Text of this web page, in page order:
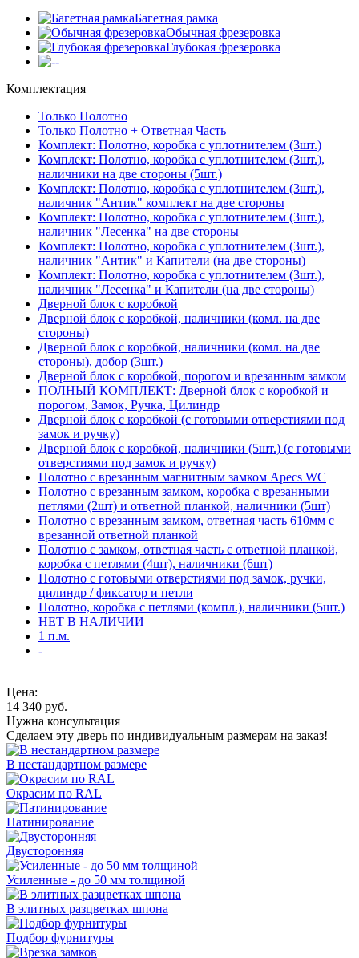
Багетная рамка
Обычная фрезеровка
Глубокая фрезеровка
-
Комплектация
Только Полотно
Только Полотно + Ответная Часть
Комплект: Полотно, коробка с уплотнителем (3шт.)
Комплект: Полотно, коробка с уплотнителем (3шт.),
наличники на две стороны (5шт.)
Комплект: Полотно, коробка с уплотнителем (3шт.),
наличник "Антик" комплект на две стороны
Комплект: Полотно, коробка с уплотнителем (3шт.),
наличник "Лесенка" на две стороны
Комплект: Полотно, коробка с уплотнителем (3шт.),
наличник "Антик" и Капители (на две стороны)
Комплект: Полотно, коробка с уплотнителем (3шт.),
наличник "Лесенка" и Капители (на две стороны)
Дверной блок с коробкой
Дверной блок с коробкой, наличники (комл. на две
стороны)
Дверной блок с коробкой, наличники (комл. на две
стороны), добор (3шт.)
Дверной блок с коробкой, порогом и врезанным замком
ПОЛНЫЙ КОМПЛЕКТ: Дверной блок с коробкой и
порогом, Замок, Ручка, Цилиндр
Дверной блок с коробкой (с готовыми отверстиями под
замок и ручку)
Дверной блок с коробкой, наличники (5шт.) (с готовыми
отверстиями под замок и ручку)
Полотно с врезанным магнитным замком Apecs WC
Полотно с врезанным замком, коробка с врезанными
петлями (2шт) и ответной планкой, наличники (5шт)
Полотно с врезанным замком, ответная часть 610мм с
врезанной ответной планкой
Полотно с замком, ответная часть с ответной планкой,
коробка с петлями (4шт), наличники (6шт)
Полотно с готовыми отверстиями под замок, ручки,
цилиндр / фиксатор и петли
Полотно, коробка с петлями (компл.), наличники (5шт.)
НЕТ В НАЛИЧИИ
1 п.м.
-
Цена:
14 340 руб.
Нужна консультация
Сделаем эту дверь по индивидуальным размерам на заказ!
В нестандартном размере
Окрасим по RAL
Патинирование
Двусторонняя
Усиленные - до 50 мм толщиной
В элитных разцветках шпона
Подбор фурнитуры